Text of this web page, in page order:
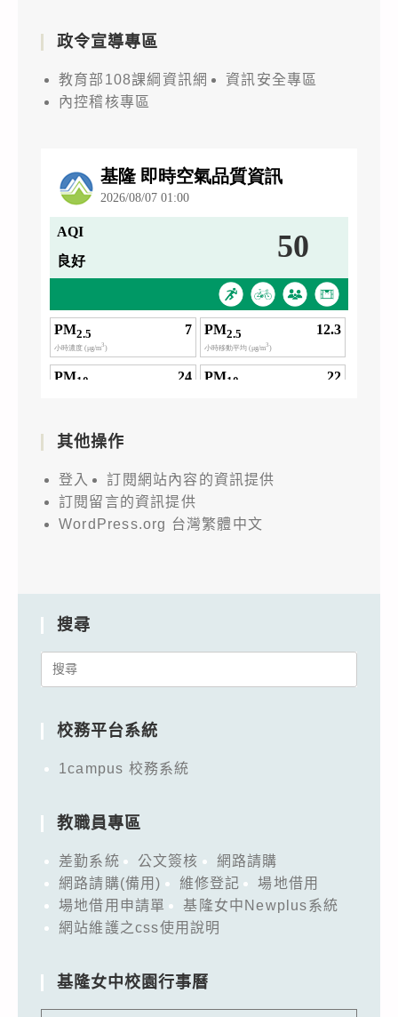
政令宣導專區
教育部108課綱資訊網
資訊安全專區
內控稽核專區
其他操作
登入
訂閱網站內容的資訊提供
訂閱留言的資訊提供
WordPress.org 台灣繁體中文
搜尋
Search
校務平台系統
1campus 校務系統
教職員專區
差勤系統 公文簽核
網路請購
網路請購(備用)
維修登記
場地借用
場地借用申請單
基隆女中Newplus系統
網站維護之css使用說明
基隆女中校園行事曆